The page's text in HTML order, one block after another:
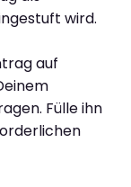
wird.
auf
Fülle ihn